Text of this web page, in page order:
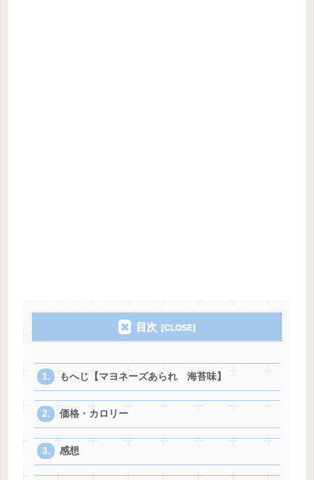
目次
もへじ【マヨネーズあられ 海苔味】
価格・カロリー
感想